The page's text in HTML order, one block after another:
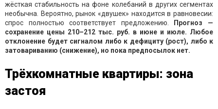
жёсткая стабильность на фоне колебаний в других сегментах
необычна. Вероятно, рынок «двушек» находится в равновесии:
спрос полностью соответствует предложению.
Прогноз —
сохранение цены 210–212 тыс. руб. в июне и июле. Любое
отклонение будет сигналом либо к дефициту (рост), либо к
затовариванию (снижение), но пока предпосылок нет.
Трёхкомнатные квартиры: зона
застоя